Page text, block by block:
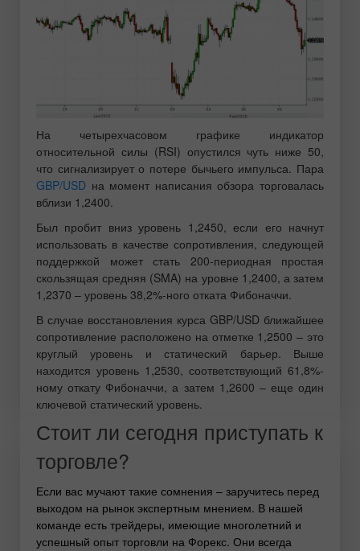
На четырехчасовом графике индикатор
относительной силы (RSI) опустился чуть ниже 50,
что сигнализирует о потере бычьего импульса. Пара
GBP/USD на момент написания обзора торговалась
вблизи 1,2400.
Был пробит вниз уровень 1,2450, если его начнут
использовать в качестве сопротивления, следующей
поддержкой может стать 200-периодная простая
скользящая средняя (SMA) на уровне 1,2400, а затем
1,2370 – уровень 38,2%-ного отката Фибоначчи.
В случае восстановления курса GBP/USD ближайшее
сопротивление расположено на отметке 1,2500 – это
круглый уровень и статический барьер. Выше
находится уровень 1,2530, соответствующий 61,8%-
ному откату Фибоначчи, а затем 1,2600 – еще один
ключевой статический уровень.
Стоит ли сегодня приступать к
торговле?
Если вас мучают такие сомнения – заручитесь перед
выходом на рынок экспертным мнением. В нашей
команде есть трейдеры, имеющие многолетний и
успешный опыт торговли на Форекс. Они всегда